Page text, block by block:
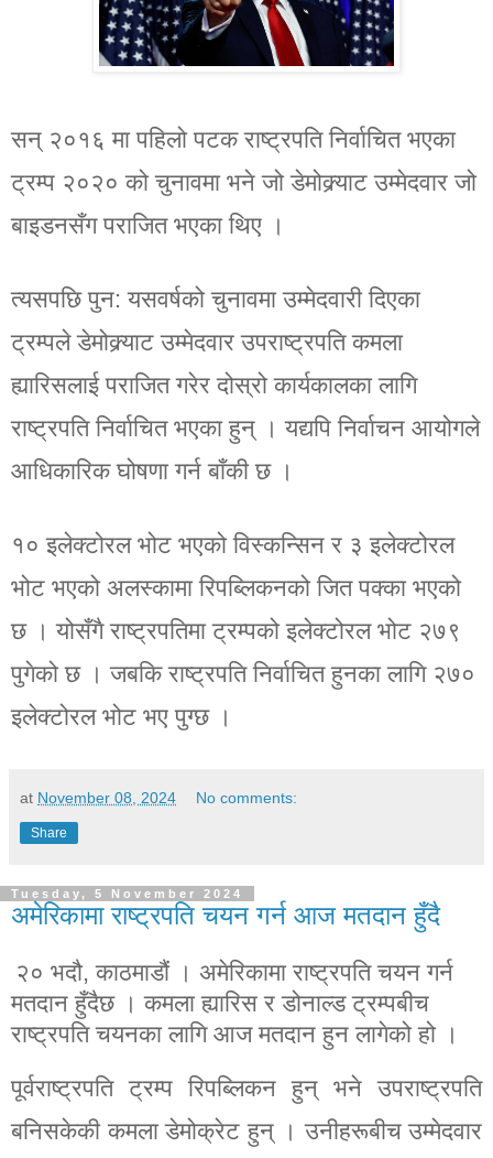
सन् २०१६ मा पहिलो पटक राष्ट्रपति निर्वाचित भएका
ट्रम्प २०२० को चुनावमा भने जो डेमोक्र्याट उम्मेदवार जो
बाइडनसँग पराजित भएका थिए ।
त्यसपछि पुन: यसवर्षको चुनावमा उम्मेदवारी दिएका
ट्रम्पले डेमोक्र्याट उम्मेदवार उपराष्ट्रपति कमला
ह्यारिसलाई पराजित गरेर दोस्रो कार्यकालका लागि
राष्ट्रपति निर्वाचित भएका हुन् । यद्यपि निर्वाचन आयोगले
आधिकारिक घोषणा गर्न बाँकी छ ।
१० इलेक्टोरल भोट भएको विस्कन्सिन र ३ इलेक्टोरल
भोट भएको अलस्कामा रिपब्लिकनको जित पक्का भएको
छ । योसँगै राष्ट्रपतिमा ट्रम्पको इलेक्टोरल भोट २७९
पुगेको छ । जबकि राष्ट्रपति निर्वाचित हुनका लागि २७०
इलेक्टोरल भोट भए पुग्छ ।
at November 08, 2024 No comments:
Share
Tuesday, 5 November 2024
अमेरिकामा राष्ट्रपति चयन गर्न आज मतदान हुँदै
२० भदौ, काठमाडौं । अमेरिकामा राष्ट्रपति चयन गर्न
मतदान हुँदैछ । कमला ह्यारिस र डोनाल्ड ट्रम्पबीच
राष्ट्रपति चयनका लागि आज मतदान हुन लागेको हो ।
पूर्वराष्ट्रपति ट्रम्प रिपब्लिकन हुन् भने उपराष्ट्रपति
बनिसकेकी कमला डेमोक्रेट हुन् । उनीहरूबीच उम्मेदवार